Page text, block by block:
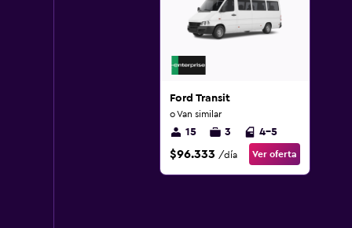
Ford Transit
o Van similar
15 3 4-5
$96.333 /día Ver oferta